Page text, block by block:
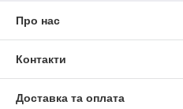
Про нас
Контакти
Доставка та оплата